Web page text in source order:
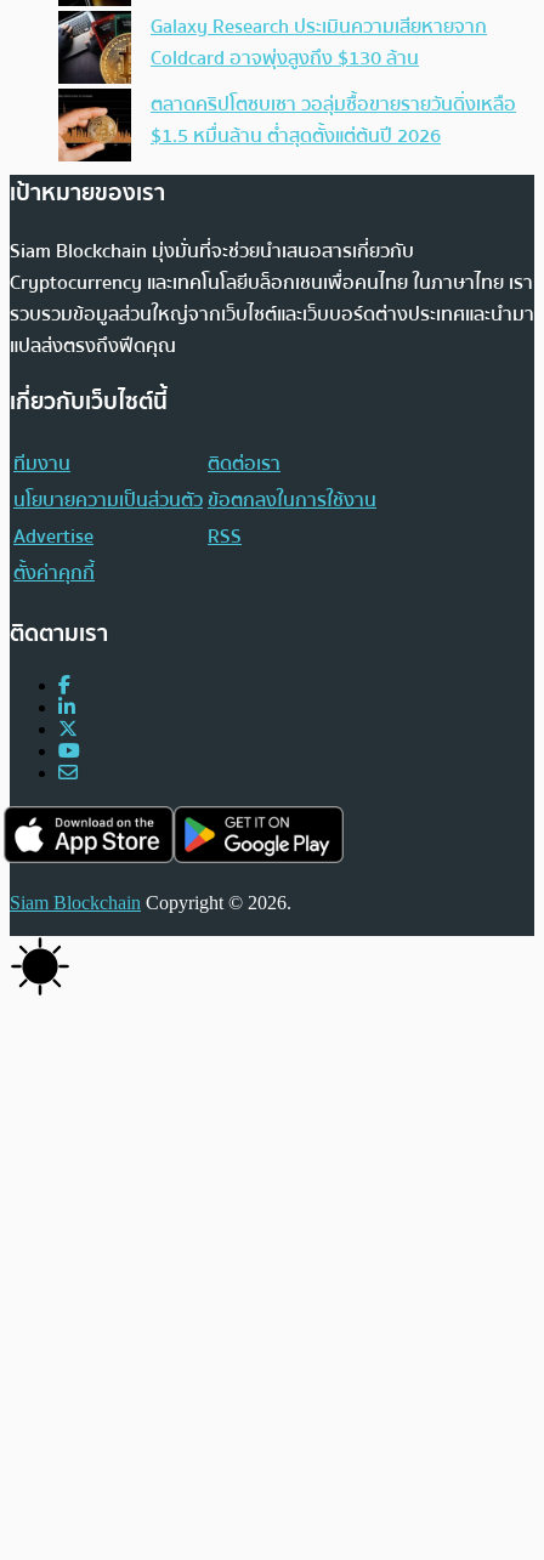
Galaxy Research ประเมินความเสียหายจาก
Coldcard อาจพุ่งสูงถึง $130 ล้าน
ตลาดคริปโตซบเซา วอลุ่มซื้อขายรายวันดิ่งเหลือ
$1.5 หมื่นล้าน ต่ำสุดตั้งแต่ต้นปี 2026
เป้าหมายของเรา
Siam Blockchain มุ่งมั่นที่จะช่วยนำเสนอสารเกี่ยวกับ
Cryptocurrency และเทคโนโลยีบล็อกเชนเพื่อคนไทย ในภาษาไทย เรา
รวบรวมข้อมูลส่วนใหญ่จากเว็บไซต์และเว็บบอร์ดต่างประเทศและนำมา
แปลส่งตรงถึงฟีดคุณ
เกี่ยวกับเว็บไซต์นี้
ทีมงาน
ติดต่อเรา
นโยบายความเป็นส่วนตัวข้อตกลงในการใช้งาน
Advertise
RSS
ตั้งค่าคุกกี้
ติดตามเรา
Siam Blockchain Copyright © 2026.